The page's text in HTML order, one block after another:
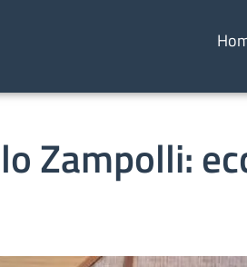
Zampolli: